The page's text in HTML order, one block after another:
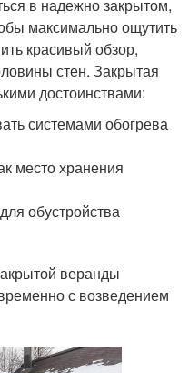
в надежно закрытом,
максимально ощутить
красивый обзор,
стен. Закрытая
достоинствами:
системами обогрева
место хранения
обустройства
веранды
с возведением